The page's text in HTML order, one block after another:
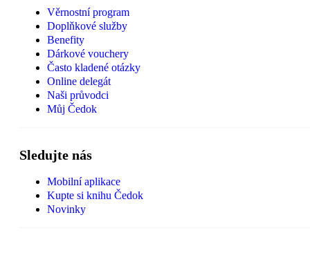
Věrnostní program
Doplňkové služby
Benefity
Dárkové vouchery
Často kladené otázky
Online delegát
Naši průvodci
Můj Čedok
Sledujte nás
Mobilní aplikace
Kupte si knihu Čedok
Novinky